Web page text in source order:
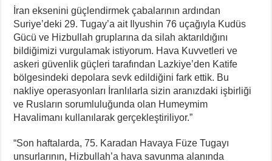
İran eksenini güçlendirmek çabalarının ardından
Suriye’deki 29. Tugay’a ait Ilyushin 76 uçağıyla Kudüs
Gücü ve Hizbullah gruplarına da silah aktarıldığını
bildiğimizi vurgulamak istiyorum. Hava Kuvvetleri ve
askeri güvenlik güçleri tarafından Lazkiye’den Katife
bölgesindeki depolara sevk edildiğini fark ettik. Bu
nakliye operasyonları İranlılarla sizin aranızdaki işbirliği
ve Rusların sorumluluğunda olan Humeymim
Havalimanı kullanılarak gerçekleştiriliyor.”
“Son haftalarda, 75. Karadan Havaya Füze Tugayı
unsurlarının, Hizbullah’a hava savunma alanında